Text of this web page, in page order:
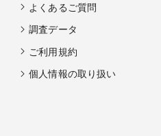
よくあるご質問
調査データ
ご利用規約
個人情報の取り扱い